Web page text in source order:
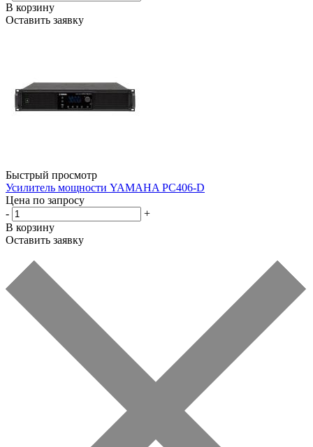
В корзину
Оставить заявку
Быстрый просмотр
Усилитель мощности YAMAHA PC406-D
Цена по запросу
-
+
В корзину
Оставить заявку